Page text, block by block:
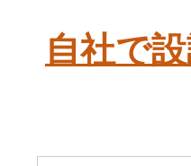
自社で